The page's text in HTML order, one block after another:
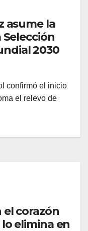
asume la
2030
confirmó el inicio
el relevo de
el corazón
elimina en